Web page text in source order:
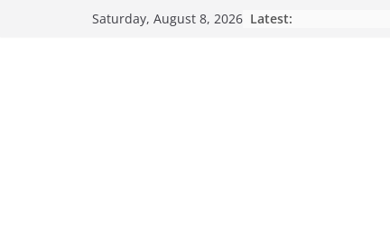
Saturday, August 8, 2026 Latest: